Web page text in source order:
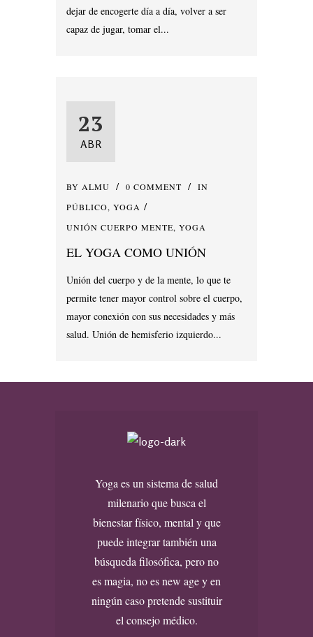
dejar de encogerte día a día, volver a ser
capaz de jugar, tomar el...
23
ABR
BY ALMU 0 COMMENT
IN
PÚBLICO, YOGA
UNIÓN CUERPO MENTE, YOGA
EL YOGA COMO UNIÓN
Unión del cuerpo y de la mente, lo que te
permite tener mayor control sobre el cuerpo,
mayor conexión con sus necesidades y más
salud. Unión de hemisferio izquierdo...
Yoga es un sistema de salud
milenario que busca el
bienestar físico, mental y que
puede integrar también una
búsqueda filosófica, pero no
es magia, no es new age y en
ningún caso pretende sustituir
el consejo médico.